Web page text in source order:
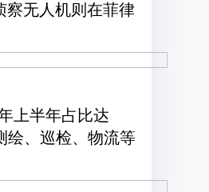
察无人机则在菲律
上半年占比达
绘、巡检、物流等